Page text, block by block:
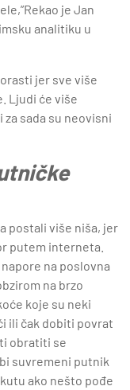
je Jan
analitiku u
jer sve više
Ljudi će više
sada su neovisni
postali više niša, jer
putem interneta.
na poslovna
na brzo
koje su neki
ili čak dobiti povrat
obratiti se
suvremeni putnik
ako nešto pođe